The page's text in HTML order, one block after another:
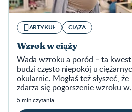
ARTYKUŁ CIĄŻA
Wzrok w ciąży
Wada wzroku a poród – ta
budzi często niepokój u
okularnic. Mogłaś też słyszeć, że
zdarza się pogorszenie wzroku w
ciąży.
5 min czytania